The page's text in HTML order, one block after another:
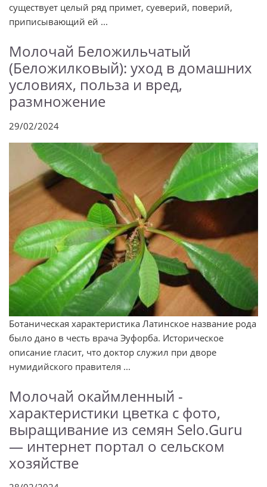
существует целый ряд примет, суеверий, поверий,
приписывающий ей ...
Молочай Беложильчатый
(Беложилковый): уход в домашних
условиях, польза и вред,
размножение
29/02/2024
Ботаническая характеристика Латинское название рода
было дано в честь врача Эуфорба. Историческое
описание гласит, что доктор служил при дворе
нумидийского правителя ...
Молочай окаймленный -
характеристики цветка с фото,
выращивание из семян Selo.Guru
— интернет портал о сельском
хозяйстве